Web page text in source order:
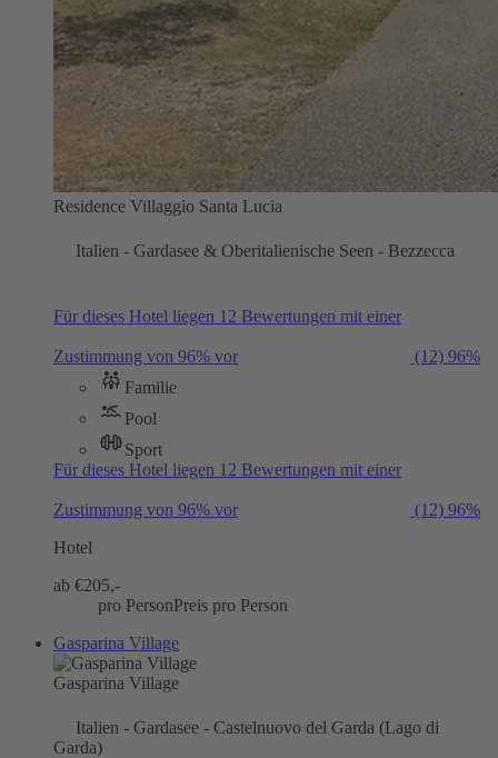
Residence Villaggio Santa Lucia
Italien - Gardasee & Oberitalienische Seen - Bezzecca
Für dieses Hotel liegen 12 Bewertungen mit einer
Zustimmung von 96% vor (12) 96%
Familie
Pool
Sport
Für dieses Hotel liegen 12 Bewertungen mit einer
Zustimmung von 96% vor (12) 96%
Hotel
ab €205,-
pro PersonPreis pro Person
Gasparina Village
Gasparina Village
Italien - Gardasee - Castelnuovo del Garda (Lago di
Garda)